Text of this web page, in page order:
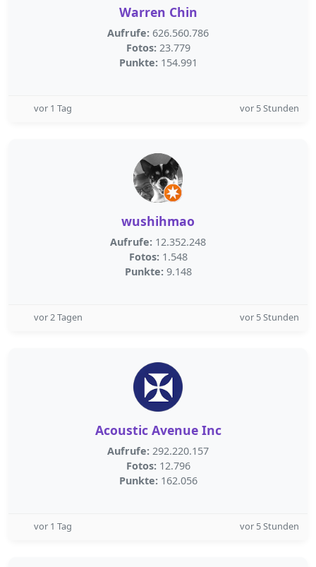
Warren Chin
Aufrufe: 626.560.786
Fotos: 23.779
Punkte: 154.991
vor 1 Tag vor 5 Stunden
wushihmao
Aufrufe: 12.352.248
Fotos: 1.548
Punkte: 9.148
vor 2 Tagen vor 5 Stunden
Acoustic Avenue Inc
Aufrufe: 292.220.157
Fotos: 12.796
Punkte: 162.056
vor 1 Tag vor 5 Stunden